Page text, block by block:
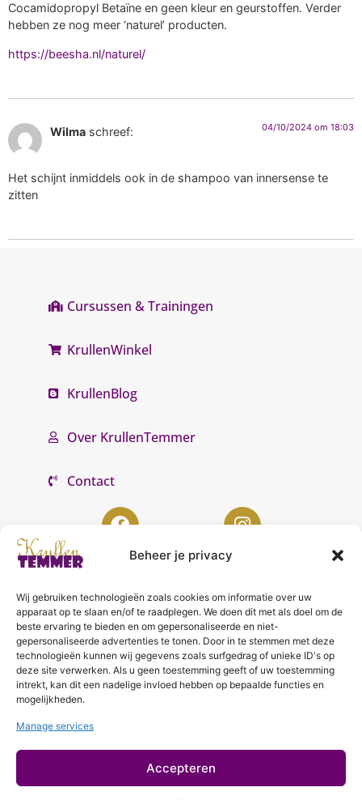
Beheer je privacy
Wij gebruiken technologieën zoals cookies om informatie over uw
apparaat op te slaan en/of te raadplegen. We doen dit met als doel om de
beste ervaring te bieden en om gepersonaliseerde en niet-
gepersonaliseerde advertenties te tonen. Door in te stemmen met deze
technologieën kunnen wij gegevens zoals surfgedrag of unieke ID's op
deze site verwerken. Als u geen toestemming geeft of uw toestemming
intrekt, kan dit een nadelige invloed hebben op bepaalde functies en
mogelijkheden.
Manage services
Accepteren
Cocamidopropyl Betaïne en geen kleur en geurstoffen. Verder
hebben ze nog meer ‘naturel’ producten.
https://beesha.nl/naturel/
Wilma schreef: 04/10/2024 om 18:03
Het schijnt inmiddels ook in de shampoo van innersense te
zitten
Cursussen & Trainingen
KrullenWinkel
KrullenBlog
Over KrullenTemmer
Contact
KrullenTemmer Lelystad
Punter 10 02
8242 DC Lelystad
0643996868
Maandag 9.30 - 13.30 (Trainingen)
Dinsdag 9.00 - 18.00 (De KrullenHemel)